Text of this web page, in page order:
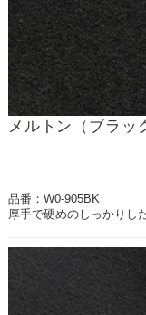
メルトン（ブラッ
品番：W0-905BK
厚手で硬めのしっかりし